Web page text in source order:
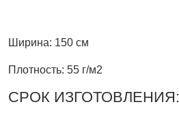
Ширина: 150 см
Плотность: 55 г/м2
СРОК ИЗГОТОВЛЕНИЯ: